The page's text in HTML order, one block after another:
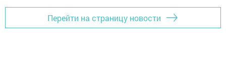
Перейти на страницу новости